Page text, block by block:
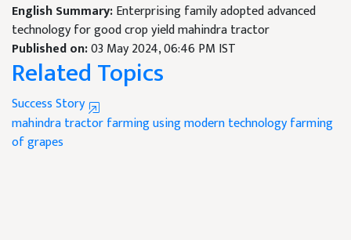
English Summary:Enterprising family adopted advanced
technology for good crop yield mahindra tractor
Published on:03 May 2024, 06:46 PM IST
Related Topics
Success Story
mahindra tractorfarming using modern technologyfarming
of grapes